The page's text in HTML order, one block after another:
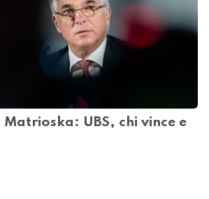
Matrioska: UBS, chi vince e